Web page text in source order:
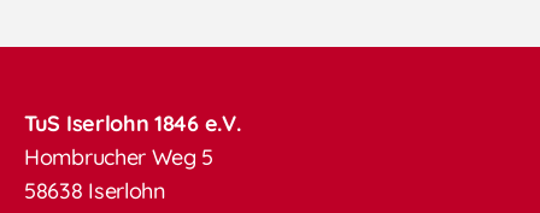
TuS Iserlohn 1846 e.V.
Hombrucher Weg 5
58638 Iserlohn